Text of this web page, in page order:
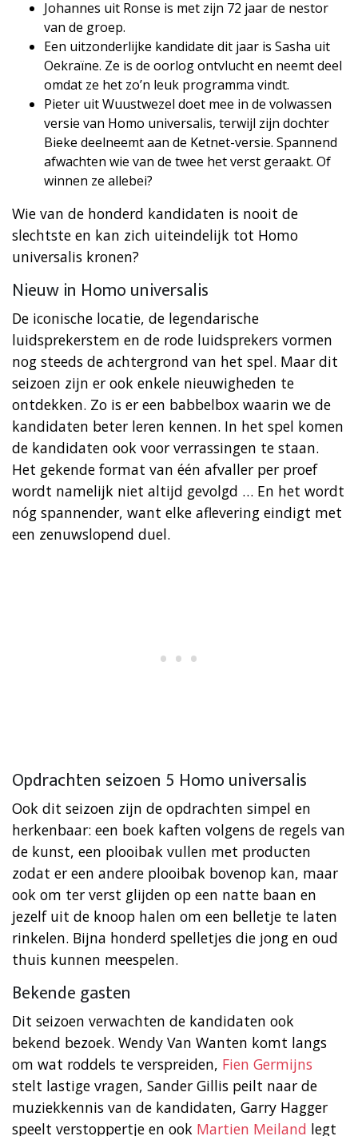
Johannes uit Ronse is met zijn 72 jaar de nestor
van de groep.
Een uitzonderlijke kandidate dit jaar is Sasha uit
Oekraïne. Ze is de oorlog ontvlucht en neemt deel
omdat ze het zo’n leuk programma vindt.
Pieter uit Wuustwezel doet mee in de volwassen
versie van Homo universalis, terwijl zijn dochter
Bieke deelneemt aan de Ketnet-versie. Spannend
afwachten wie van de twee het verst geraakt. Of
winnen ze allebei?
Wie van de honderd kandidaten is nooit de
slechtste en kan zich uiteindelijk tot Homo
universalis kronen?
Nieuw in Homo universalis
De iconische locatie, de legendarische
luidsprekerstem en de rode luidsprekers vormen
nog steeds de achtergrond van het spel. Maar dit
seizoen zijn er ook enkele nieuwigheden te
ontdekken. Zo is er een babbelbox waarin we de
kandidaten beter leren kennen. In het spel komen
de kandidaten ook voor verrassingen te staan.
Het gekende format van één afvaller per proef
wordt namelijk niet altijd gevolgd … En het wordt
nóg spannender, want elke aflevering eindigt met
een zenuwslopend duel.
Opdrachten seizoen 5 Homo universalis
Ook dit seizoen zijn de opdrachten simpel en
herkenbaar: een boek kaften volgens de regels van
de kunst, een plooibak vullen met producten
zodat er een andere plooibak bovenop kan, maar
ook om ter verst glijden op een natte baan en
jezelf uit de knoop halen om een belletje te laten
rinkelen. Bijna honderd spelletjes die jong en oud
thuis kunnen meespelen.
Bekende gasten
Dit seizoen verwachten de kandidaten ook
bekend bezoek. Wendy Van Wanten komt langs
om wat roddels te verspreiden, Fien Germijns
stelt lastige vragen, Sander Gillis peilt naar de
muziekkennis van de kandidaten, Garry Hagger
speelt verstoppertje en ook Martien Meiland legt